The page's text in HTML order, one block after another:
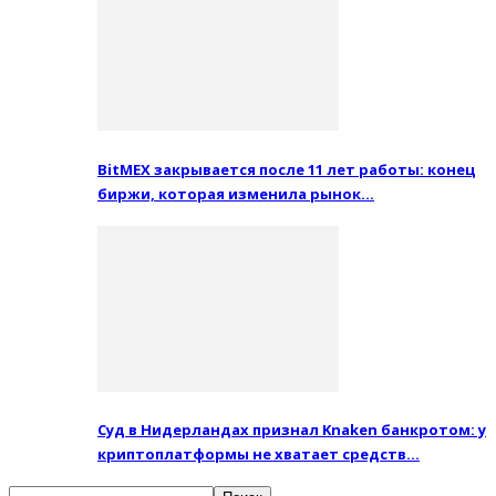
BitMEX закрывается после 11 лет работы: конец
биржи, которая изменила рынок…
Суд в Нидерландах признал Knaken банкротом: у
криптоплатформы не хватает средств…